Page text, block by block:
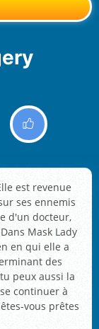
est revenue
ses ennemis
d'un docteur,
Mask Lady
en qui elle a
des
peux aussi la
continuer à
vous prêtes